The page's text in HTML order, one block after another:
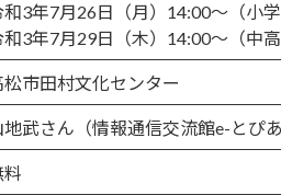
和3年7月26日（月）14:00～（小学
和3年7月29日（木）14:00～（中高
松市田村文化センター
地武さん（情報通信交流館e-とぴあ
料